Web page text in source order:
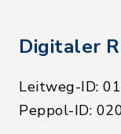
Digitaler
Leitweg-ID:
Peppol-ID: